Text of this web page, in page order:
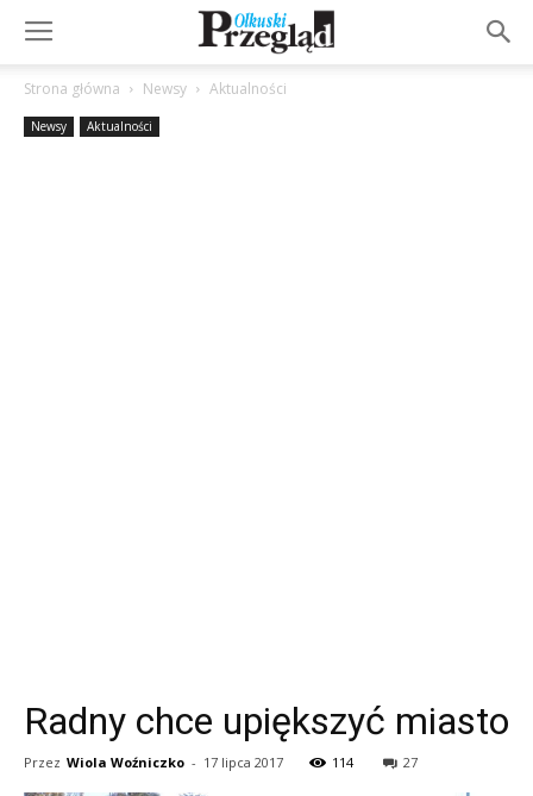
Strona główna Newsy Aktualności
Newsy Aktualności
Radny chce upiększyć miasto
Przez Wiola Woźniczko - 17 lipca 2017 114 27